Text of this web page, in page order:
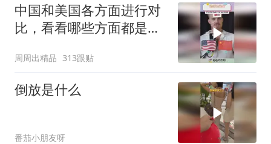
中国和美国各方面进行对
比，看看哪些方面都是谁
周周出精品 313跟贴
倒放是什么
番茄小朋友呀